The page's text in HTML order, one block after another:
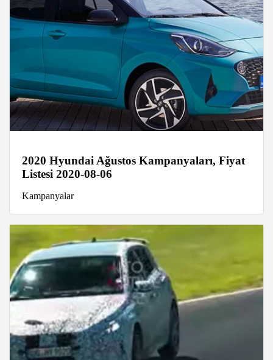
2020 Hyundai Ağustos Kampanyaları, Fiyat
Listesi 2020-08-06
Kampanyalar